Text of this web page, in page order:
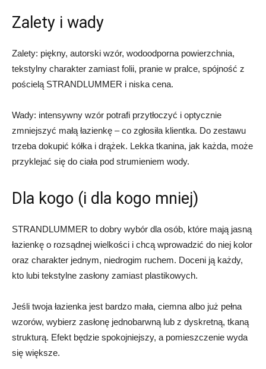
Zalety i wady
Zalety: piękny, autorski wzór, wodoodporna powierzchnia,
tekstylny charakter zamiast folii, pranie w pralce, spójność z
pościelą STRANDLUMMER i niska cena.
Wady: intensywny wzór potrafi przytłoczyć i optycznie
zmniejszyć małą łazienkę – co zgłosiła klientka. Do zestawu
trzeba dokupić kółka i drążek. Lekka tkanina, jak każda, może
przyklejać się do ciała pod strumieniem wody.
Dla kogo (i dla kogo mniej)
STRANDLUMMER to dobry wybór dla osób, które mają jasną
łazienkę o rozsądnej wielkości i chcą wprowadzić do niej kolor
oraz charakter jednym, niedrogim ruchem. Doceni ją każdy,
kto lubi tekstylne zasłony zamiast plastikowych.
Jeśli twoja łazienka jest bardzo mała, ciemna albo już pełna
wzorów, wybierz zasłonę jednobarwną lub z dyskretną, tkaną
strukturą. Efekt będzie spokojniejszy, a pomieszczenie wyda
się większe.